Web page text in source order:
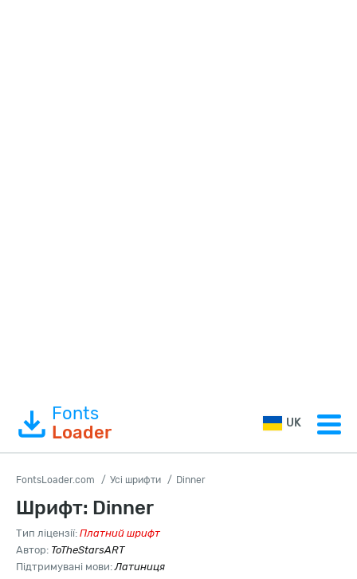
Fonts
Loader
UK
FontsLoader.com Усі шрифти Dinner
Шрифт: Dinner
Тип ліцензії: Платний шрифт
Автор: ToTheStarsART
Підтримувані мови:Латиниця